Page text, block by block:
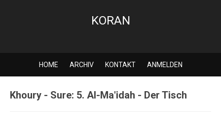
KORAN
HOME ARCHIV KONTAKT ANMELDEN
Khoury - Sure: 5. Al-Ma'idah - Der Tisch